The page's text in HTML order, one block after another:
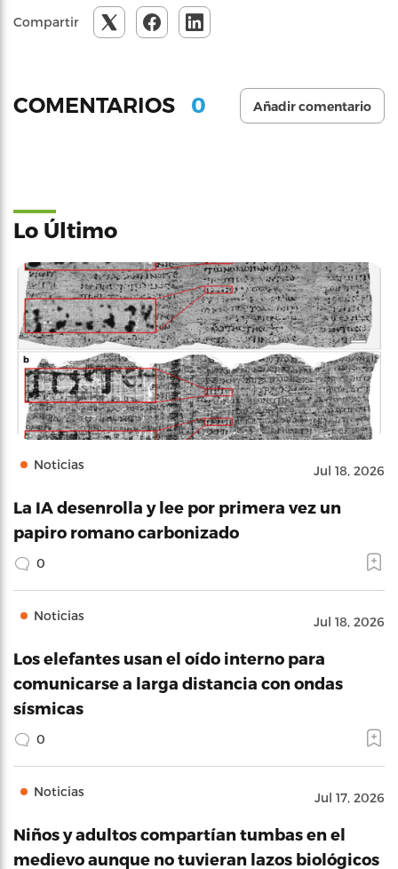
Compartir
COMENTARIOS 0 Añadir comentario
Lo Último
Noticias Jul 18, 2026
La IA desenrolla y lee por primera vez un
papiro romano carbonizado
0
Noticias Jul 18, 2026
Los elefantes usan el oído interno para
comunicarse a larga distancia con ondas
sísmicas
0
Noticias Jul 17, 2026
Niños y adultos compartían tumbas en el
medievo aunque no tuvieran lazos biológicos